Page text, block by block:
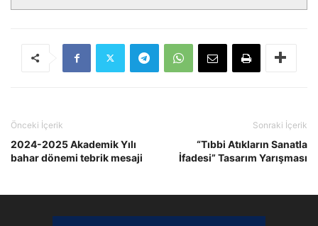
Önceki İçerik
2024-2025 Akademik Yılı
bahar dönemi tebrik mesaji
Sonraki İçerik
“Tıbbi Atıkların Sanatla
İfadesi” Tasarım Yarışması